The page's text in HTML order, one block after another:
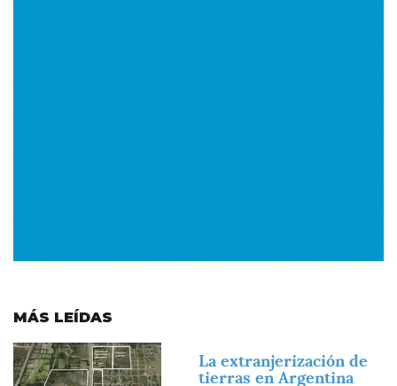
MÁS LEÍDAS
Imagen
La extranjerización de
tierras en Argentina